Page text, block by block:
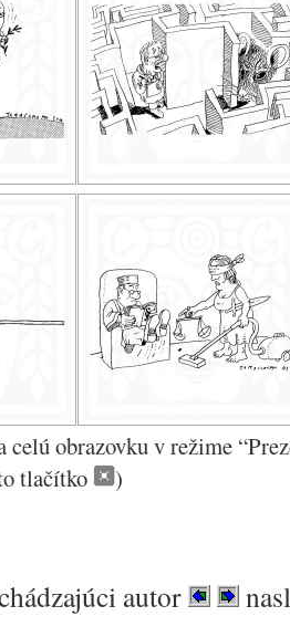
celú obrazovku v režime
tlačítko
)
autor